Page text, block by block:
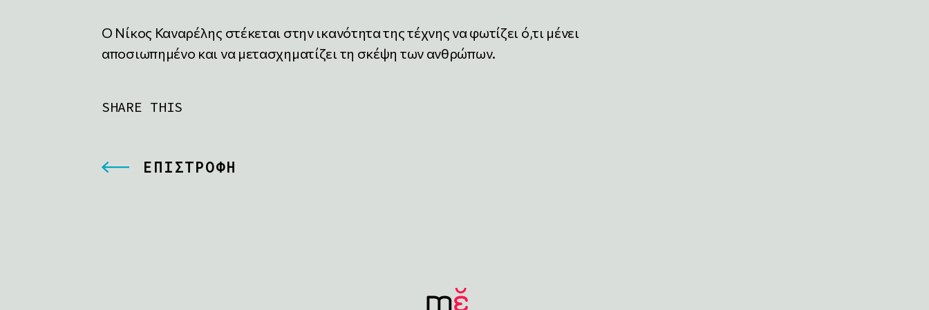
O Νίκος Καναρέλης στέκεται στην ικανότητα της τέχνης να φωτίζει ό,τι μένει
αποσιωπημένο και να μετασχηματίζει τη σκέψη των ανθρώπων.
SHARE THIS
ΕΠΙΣΤΡΟΦΗ